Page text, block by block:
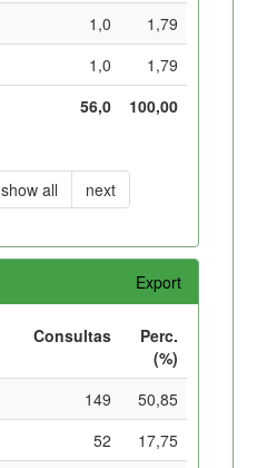
1,0
1,79
1,0
1,79
56,0
100,00
show all next
Export
Consultas
Perc.
(%)
149
50,85
52
17,75